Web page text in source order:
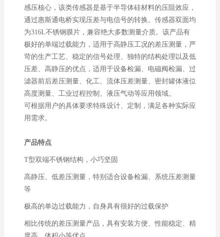
感压核心，该类传感器是基于半导体硅材料的压阻效应，
通过惠斯通电桥实现压差与电信号的转换。传感器双面均
为316L不锈钢膜片，兼容绝大多数测量介质。该产品有
极好的单端过载能力，适用于高静压工况的差压测量，严
苛的生产工艺、稳定的信号处理、独特的结构处理以及低
压差、高静压的优点，适用于设备检漏、电磁阀检漏、过
滤器前后差压测量、化工、流体压差测量、密封罐体液位
高度测量、工业过程控制、液压气动等应用领域。
可根据用户的具体要求特殊设计、定制，满足各种实际应
用需求。
产品特点
T型双端不锈钢结构，小巧坚固
高静压、低差压测量，特别适合设备检漏、系统压差测量
等
极高的单边过载能力，自身具有很好的过载保护
相比传统的差压测量产品，具有安装方便、性能稳定、精